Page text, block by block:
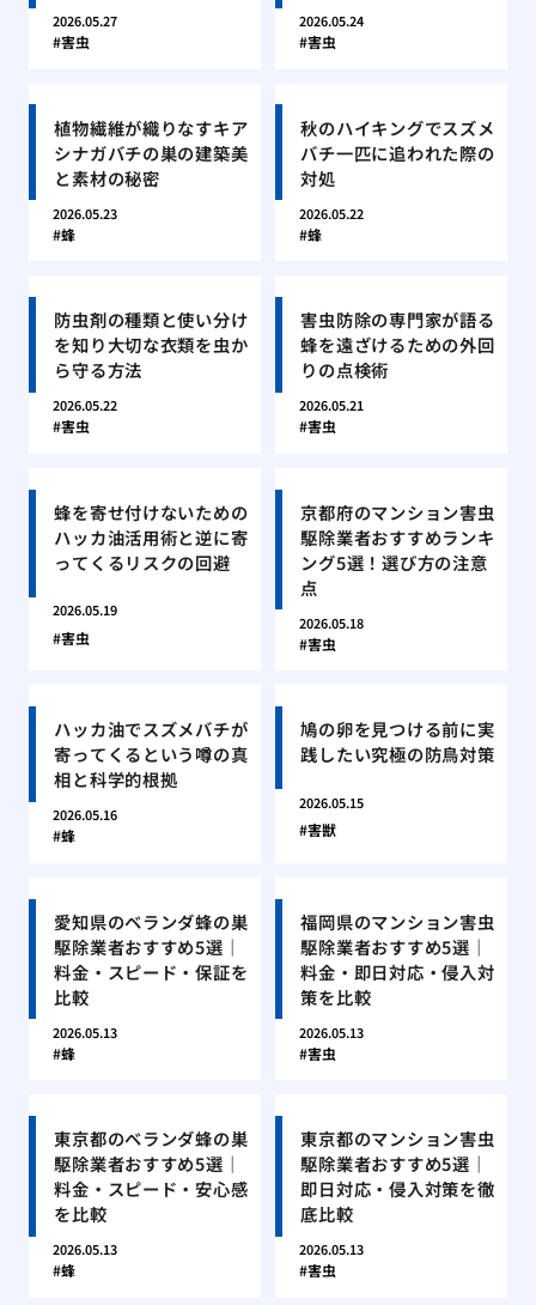
2026.05.27
害虫
2026.05.24
害虫
植物繊維が織りなすキア
シナガバチの巣の建築美
と素材の秘密
2026.05.23
蜂
秋のハイキングでスズメ
バチ一匹に追われた際の
対処
2026.05.22
蜂
防虫剤の種類と使い分け
を知り大切な衣類を虫か
ら守る方法
2026.05.22
害虫
害虫防除の専門家が語る
蜂を遠ざけるための外回
りの点検術
2026.05.21
害虫
蜂を寄せ付けないための
ハッカ油活用術と逆に寄
ってくるリスクの回避
2026.05.19
害虫
京都府のマンション害虫
駆除業者おすすめランキ
ング5選！選び方の注意
点
2026.05.18
害虫
ハッカ油でスズメバチが
寄ってくるという噂の真
相と科学的根拠
2026.05.16
蜂
鳩の卵を見つける前に実
践したい究極の防鳥対策
2026.05.15
害獣
愛知県のベランダ蜂の巣
駆除業者おすすめ5選｜
料金・スピード・保証を
比較
2026.05.13
蜂
福岡県のマンション害虫
駆除業者おすすめ5選｜
料金・即日対応・侵入対
策を比較
2026.05.13
害虫
東京都のベランダ蜂の巣
駆除業者おすすめ5選｜
料金・スピード・安心感
を比較
2026.05.13
蜂
東京都のマンション害虫
駆除業者おすすめ5選｜
即日対応・侵入対策を徹
底比較
2026.05.13
害虫